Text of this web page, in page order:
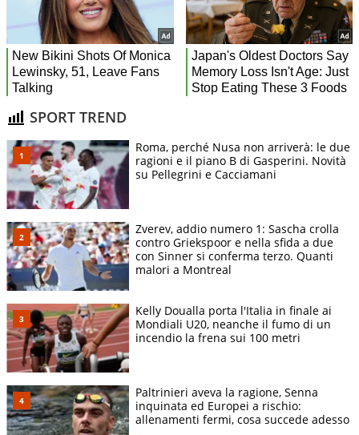
SPORT TREND
Roma, perché Nusa non arriverà: le due
ragioni e il piano B di Gasperini. Novità
su Pellegrini e Cacciamani
Zverev, addio numero 1: Sascha crolla
contro Griekspoor e nella sfida a due
con Sinner si conferma terzo. Quanti
malori a Montreal
Kelly Doualla porta l'Italia in finale ai
Mondiali U20, neanche il fumo di un
incendio la frena sui 100 metri
Paltrinieri aveva la ragione, Senna
inquinata ed Europei a rischio:
allenamenti fermi, cosa succede adesso